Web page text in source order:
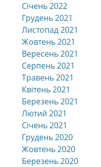
Січень 2022
Грудень 2021
Листопад 2021
Жовтень 2021
Вересень 2021
Серпень 2021
Травень 2021
Квітень 2021
Березень 2021
Лютий 2021
Січень 2021
Грудень 2020
Жовтень 2020
Березень 2020